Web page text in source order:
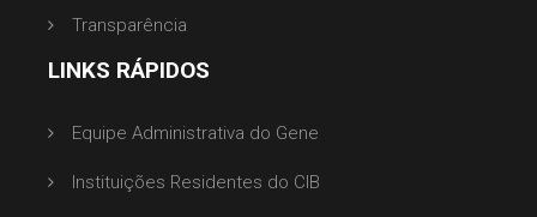
Transparência
LINKS RÁPIDOS
Equipe Administrativa do Gene
Instituições Residentes do CIB